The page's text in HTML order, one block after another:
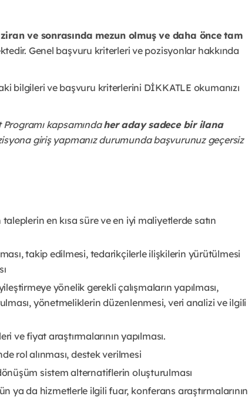
ve sonrasında mezun olmuş ve daha önce tam
Genel başvuru kriterleri ve pozisyonlar hakkında
bilgileri ve başvuru kriterlerini DİKKATLE okumanızı
kapsamındaher aday sadece bir ilana
giriş yapmanız durumunda başvurunuz geçersiz
en kısa süre ve en iyi maliyetlerde satın
takip edilmesi, tedarikçilerle ilişkilerin yürütülmesi
yönelik gerekli çalışmaların yapılması,
yönetmeliklerin düzenlenmesi, veri analizi ve ilgili
ve fiyat araştırmalarının yapılması.
rol alınması, destek verilmesi
sistem alternatiflerin oluşturulması
ya da hizmetlerle ilgili fuar, konferans araştırmalarının